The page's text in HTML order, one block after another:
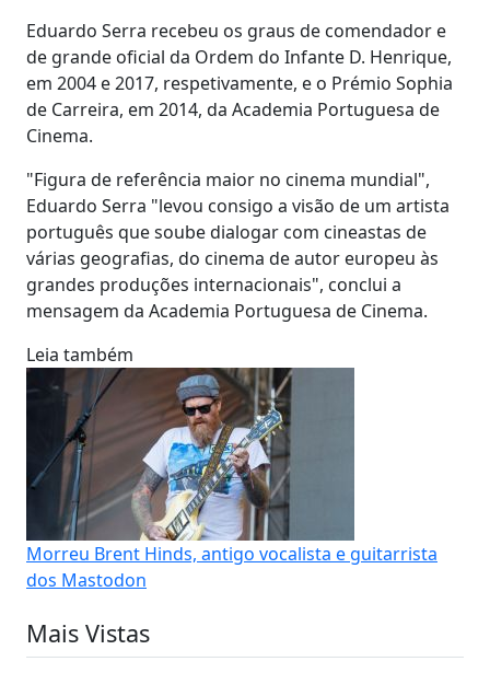
Eduardo Serra recebeu os graus de comendador e
de grande oficial da Ordem do Infante D. Henrique,
em 2004 e 2017, respetivamente, e o Prémio Sophia
de Carreira, em 2014, da Academia Portuguesa de
Cinema.
"Figura de referência maior no cinema mundial",
Eduardo Serra "levou consigo a visão de um artista
português que soube dialogar com cineastas de
várias geografias, do cinema de autor europeu às
grandes produções internacionais", conclui a
mensagem da Academia Portuguesa de Cinema.
Leia também
Morreu Brent Hinds, antigo vocalista e guitarrista
dos Mastodon
Mais Vistas